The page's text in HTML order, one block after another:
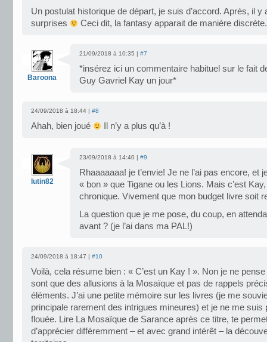
Un postulat historique de départ, je suis d’accord. Après, il y
surprises
Ceci dit, la fantasy apparait de manière discrète.
Baroona
21/09/2018 à 10:35 | #7
*insérez ici un commentaire habituel sur le fait
Guy Gavriel Kay un jour*
24/09/2018 à 18:44 | #8
Ahah, bien joué Il n’y a plus qu’à !
lutin82
23/09/2018 à 14:40 | #9
Rhaaaaaaa! je t’envie! Je ne l’ai pas encore, et
« bon » que Tigane ou les Lions. Mais c’est
chronique. Vivement que mon budget livre soit
La question que je me pose, du coup, en
avant ? (je l’ai dans ma PAL!)
24/09/2018 à 18:47 | #10
Voilà, cela résume bien : « C’est un Kay ! ». Non je ne
sont que des allusions à la Mosaïque et pas de rappels
éléments. J’ai une petite mémoire sur les livres (je me
principale rarement des intrigues mineures) et je ne me suis
flouée. Lire La Mosaïque de Sarance après ce titre, te
d’apprécier différemment – et avec grand intérêt – la